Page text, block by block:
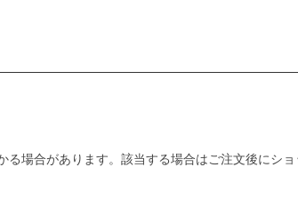
場合があります。該当する場合はご注文後にショ